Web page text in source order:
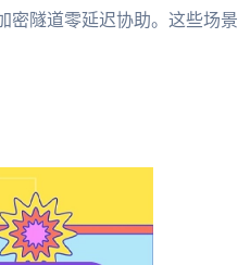
密隧道零延迟协助。这些场景